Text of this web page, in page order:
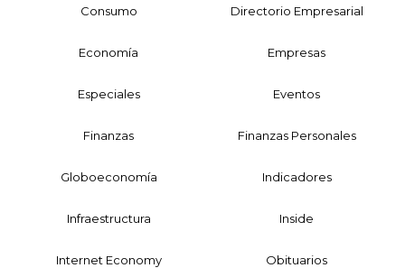
Consumo Directorio Empresarial
Economía Empresas
Especiales Eventos
Finanzas Finanzas Personales
Globoeconomía Indicadores
Infraestructura Inside
Internet Economy Obituarios